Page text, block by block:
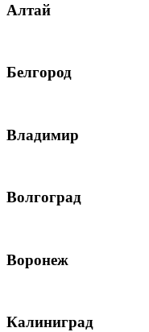
Алтай
Белгород
Владимир
Волгоград
Воронеж
Калиниград